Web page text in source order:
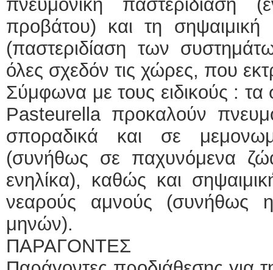
πνευμονική παστεριδίαση
προβάτου) και τη σηψαιμική
(παστεριδίαση των
όλες σχεδόν τις χώρες, που
Σύμφωνα με τους ειδικούς : τα
Pasteurella προκαλούν
σποραδικά και σε
(συνήθως σε παχυνόμενα
ενηλίκα), καθώς και
νεαρούς αμνούς (συνήθως
μηνών).
ΠΑΡΑΓΟΝΤΕΣ